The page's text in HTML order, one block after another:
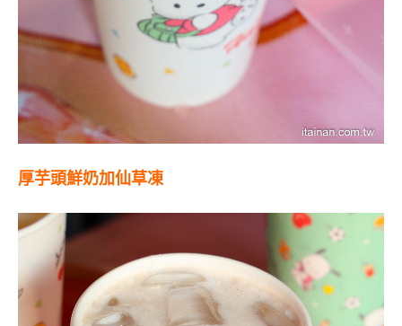
厚芋頭鮮奶加仙草凍